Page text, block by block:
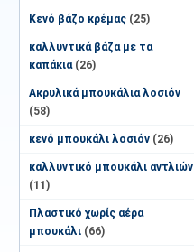
Κενό βάζο κρέμας (25)
καλλυντικά βάζα με τα
καπάκια (26)
Ακρυλικά μπουκάλια λοσιόν
(58)
κενό μπουκάλι λοσιόν (26)
καλλυντικό μπουκάλι αντλιών
(11)
Πλαστικό χωρίς αέρα
μπουκάλι (66)